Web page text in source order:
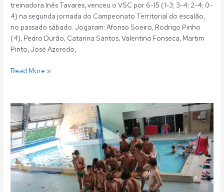
treinadora Inês Tavares, venceu o VSC por 6-15 (1-3; 3-4; 2-4; 0-
4) na segunda jornada do Campeonato Territorial do escalão,
no passado sábado. Jogaram: Afonso Soeiro, Rodrigo Pinho
(4), Pedro Durão, Catarina Santos, Valentino Fonseca, Martim
Pinto, José Azeredo,
Read More »
Polo
Aquático:
Fluvial
vice-
campeão
nacional
de
infantis